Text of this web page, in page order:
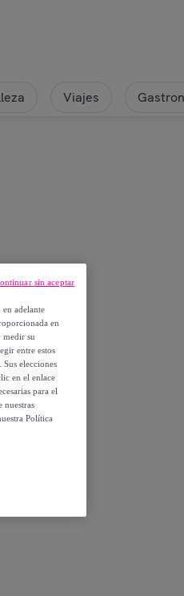
Viajes
adelante
en
medir su
entre estos
elecciones
en el enlace
para el
nuestras
Política
sin aceptar